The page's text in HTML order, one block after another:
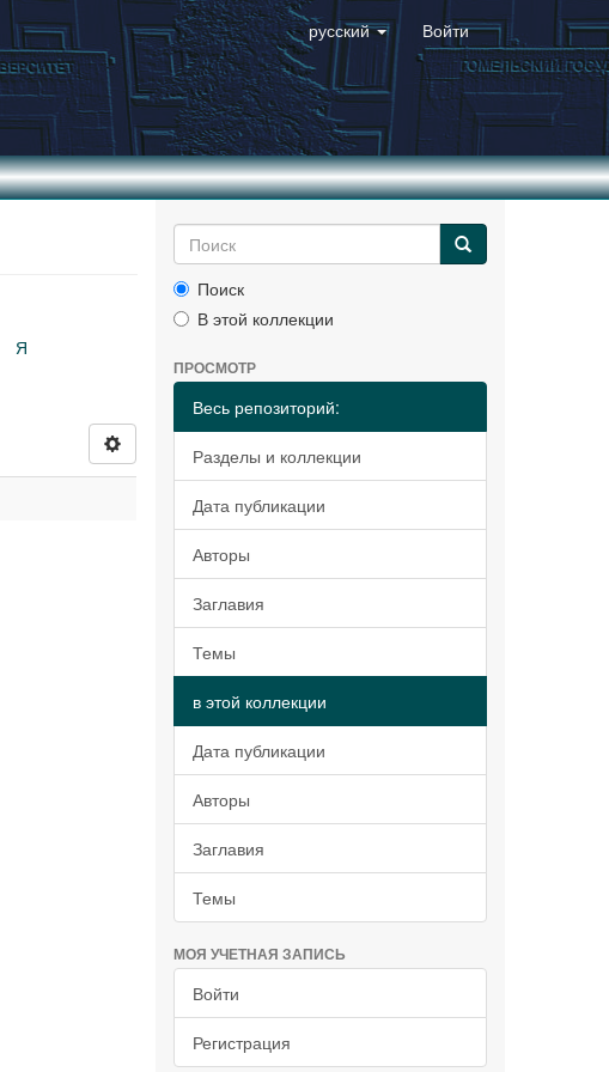
русский Войти
Я
Поиск
В этой коллекции
ПРОСМОТР
Весь репозиторий:
Разделы и коллекции
Дата публикации
Авторы
Заглавия
Темы
в этой коллекции
Дата публикации
Авторы
Заглавия
Темы
МОЯ УЧЕТНАЯ ЗАПИСЬ
Войти
Регистрация